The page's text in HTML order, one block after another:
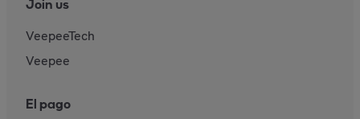
Join us
VeepeeTech
Veepee
El pago